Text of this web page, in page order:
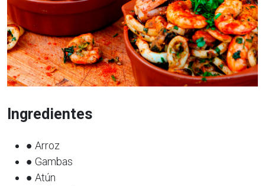
Ingredientes
● Arroz
● Gambas
● Atún